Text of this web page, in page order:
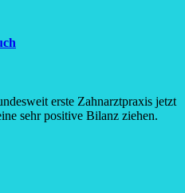
erste Zahnarztpraxis jetzt
sehr positive Bilanz ziehen.